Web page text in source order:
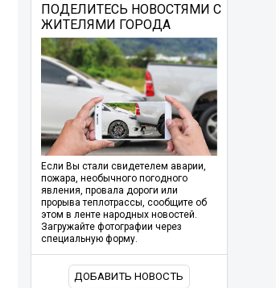
ПОДЕЛИТЕСЬ НОВОСТЯМИ С
ЖИТЕЛЯМИ ГОРОДА
Если Вы стали свидетелем аварии,
пожара, необычного погодного
явления, провала дороги или
прорыва теплотрассы, сообщите об
этом в ленте народных новостей.
Загружайте фотографии через
специальную форму.
ДОБАВИТЬ НОВОСТЬ